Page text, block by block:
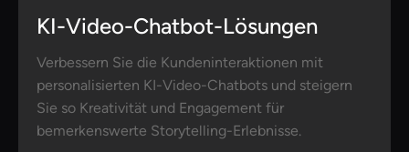
KI-Video-Chatbot-Lösungen
Verbessern Sie die Kundeninteraktionen mit
personalisierten KI-Video-Chatbots und steigern
Sie so Kreativität und Engagement für
bemerkenswerte Storytelling-Erlebnisse.